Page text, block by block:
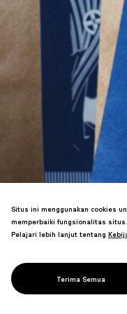
PROJECT
APA SAJA
Situs ini menggunakan cookies
memperbaiki fungsionalitas situs.
Pelajari lebih lanjut tentang
Terima Semua